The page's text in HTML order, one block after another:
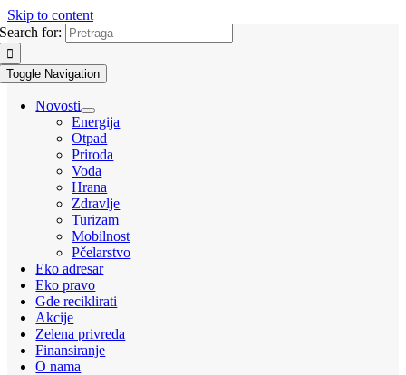
Skip to content
Search for:
Toggle Navigation
Novosti
Energija
Otpad
Priroda
Voda
Hrana
Zdravlje
Turizam
Mobilnost
Pčelarstvo
Eko adresar
Eko pravo
Gde reciklirati
Akcije
Zelena privreda
Finansiranje
O nama